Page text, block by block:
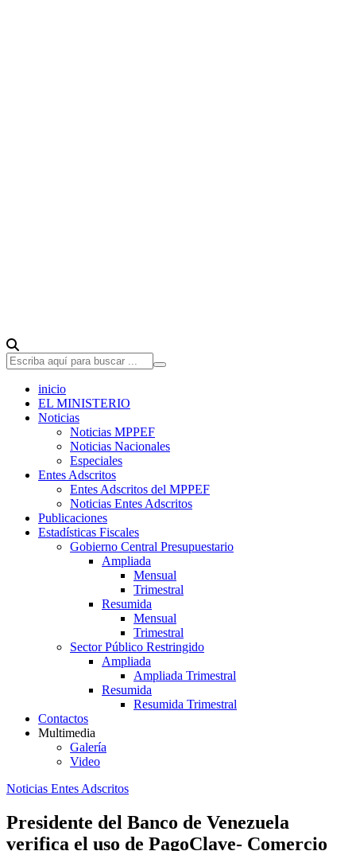
inicio
EL MINISTERIO
Noticias
Noticias MPPEF
Noticias Nacionales
Especiales
Entes Adscritos
Entes Adscritos del MPPEF
Noticias Entes Adscritos
Publicaciones
Estadísticas Fiscales
Gobierno Central Presupuestario
Ampliada
Mensual
Trimestral
Resumida
Mensual
Trimestral
Sector Público Restringido
Ampliada
Ampliada Trimestral
Resumida
Resumida Trimestral
Contactos
Multimedia
Galería
Video
Noticias Entes Adscritos
Presidente del Banco de Venezuela
verifica el uso de PagoClave- Comercio